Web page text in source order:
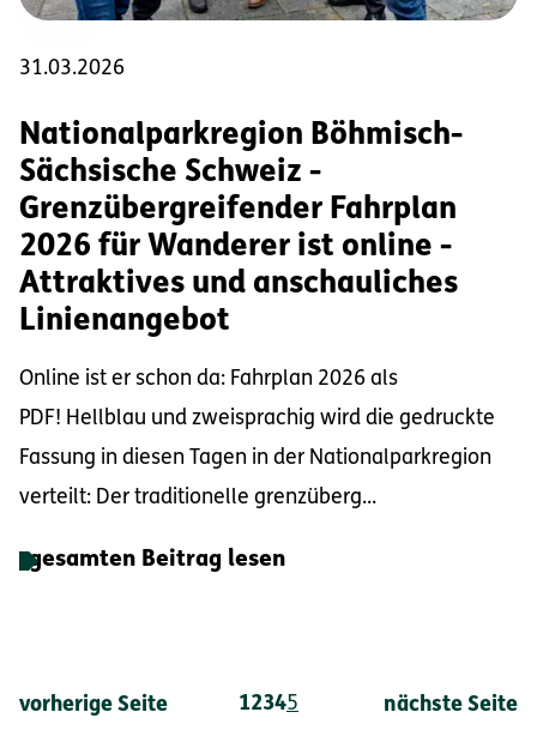
31.03.2026
Nationalparkregion Böhmisch-
Sächsische Schweiz -
Grenzübergreifender Fahrplan
2026 für Wanderer ist online -
Attraktives und anschauliches
Linienangebot
Online ist er schon da: Fahrplan 2026 als
PDF! Hellblau und zweisprachig wird die gedruckte
Fassung in diesen Tagen in der Nationalparkregion
verteilt: Der traditionelle grenzüberg...
gesamten Beitrag lesen
vorherige Seite 12345 nächste Seite